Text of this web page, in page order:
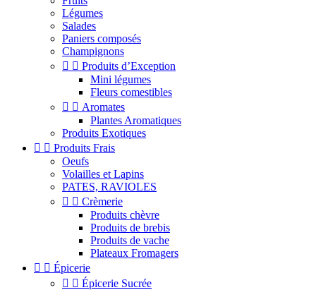
Légumes
Salades
Paniers composés
Champignons
  Produits d’Exception
Mini légumes
Fleurs comestibles
  Aromates
Plantes Aromatiques
Produits Exotiques
  Produits Frais
Oeufs
Volailles et Lapins
PATES, RAVIOLES
  Crèmerie
Produits chèvre
Produits de brebis
Produits de vache
Plateaux Fromagers
  Épicerie
  Épicerie Sucrée